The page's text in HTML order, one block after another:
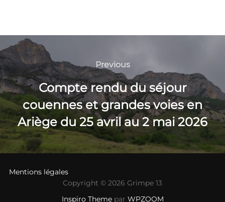
Navigation
de
l’article
Previous
Previous
Compte rendu du séjour
couennes et grandes voies en
Ariège du 25 avril au 2 mai 2026
Mentions légales
Copyright © 2026 Grimpe 13
Inspiro Themepar WPZOOM